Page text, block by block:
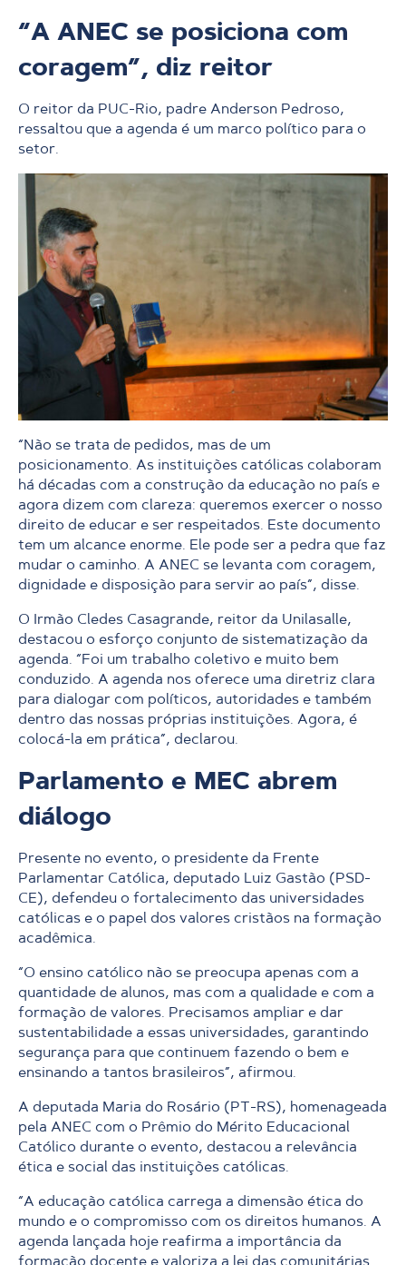
“A ANEC se posiciona com
coragem”, diz reitor
O reitor da PUC-Rio, padre Anderson Pedroso,
ressaltou que a agenda é um marco político para o
setor.
“Não se trata de pedidos, mas de um
posicionamento. As instituições católicas colaboram
há décadas com a construção da educação no país e
agora dizem com clareza: queremos exercer o nosso
direito de educar e ser respeitados. Este documento
tem um alcance enorme. Ele pode ser a pedra que faz
mudar o caminho. A ANEC se levanta com coragem,
dignidade e disposição para servir ao país”, disse.
O Irmão Cledes Casagrande, reitor da Unilasalle,
destacou o esforço conjunto de sistematização da
agenda. “Foi um trabalho coletivo e muito bem
conduzido. A agenda nos oferece uma diretriz clara
para dialogar com políticos, autoridades e também
dentro das nossas próprias instituições. Agora, é
colocá-la em prática”, declarou.
Parlamento e MEC abrem
diálogo
Presente no evento, o presidente da Frente
Parlamentar Católica, deputado Luiz Gastão (PSD-
CE), defendeu o fortalecimento das universidades
católicas e o papel dos valores cristãos na formação
acadêmica.
“O ensino católico não se preocupa apenas com a
quantidade de alunos, mas com a qualidade e com a
formação de valores. Precisamos ampliar e dar
sustentabilidade a essas universidades, garantindo
segurança para que continuem fazendo o bem e
ensinando a tantos brasileiros”, afirmou.
A deputada Maria do Rosário (PT-RS), homenageada
pela ANEC com o Prêmio do Mérito Educacional
Católico durante o evento, destacou a relevância
ética e social das instituições católicas.
“A educação católica carrega a dimensão ética do
mundo e o compromisso com os direitos humanos. A
agenda lançada hoje reafirma a importância da
formação docente e valoriza a lei das comunitárias.